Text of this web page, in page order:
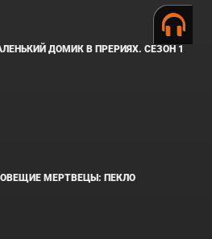
ДОМИК В ПРЕРИЯХ. СЕЗОН 1
МЕРТВЕЦЫ: ПЕКЛО